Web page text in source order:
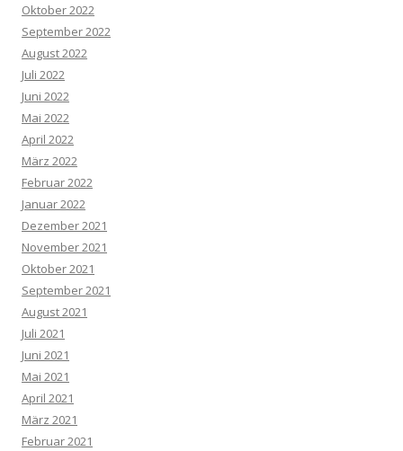
Oktober 2022
September 2022
August 2022
Juli 2022
Juni 2022
Mai 2022
April 2022
März 2022
Februar 2022
Januar 2022
Dezember 2021
November 2021
Oktober 2021
September 2021
August 2021
Juli 2021
Juni 2021
Mai 2021
April 2021
März 2021
Februar 2021